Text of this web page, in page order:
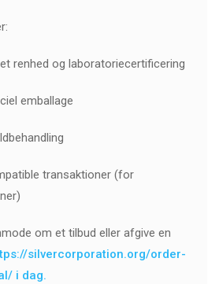
renhed og laboratoriecertificering
emballage
transaktioner (for
om et tilbud eller afgive en
silvercorporation.org/order-
i dag.